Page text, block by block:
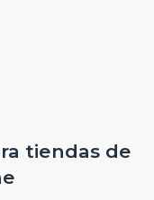
tiendas de